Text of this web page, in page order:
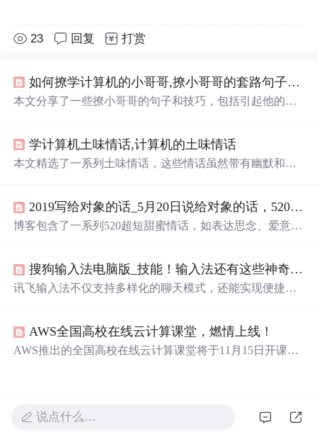
23 回复 打赏
如何撩学计算机的小哥哥,撩小哥哥的套路句子 这些金句绝对让你一撩一个准...
本文分享了一些撩小哥哥的句子和技巧，包括引起他的注
学计算机土味情话,计算机的土味情话
本文精选了一系列土味情话，这些情话虽然带有幽默和夸
我最大的缺点是什么吗？是缺点你”，每一句都充满了创
意。
2019写给对象的话_5月20日说给对象的话，520超短甜蜜情话2019最新
博客包含了一系列520超短甜蜜情话，如表达思念、爱意，
搜狗输入法电脑版_技能！输入法还有这些神奇的功能！撩妹神器、斗图神器、办公神器...
讯飞输入法不仅支持多样化的聊天模式，还能实现便捷的
AWS全国高校在线云计算课堂，燃情上线！
AWS推出的全国高校在线云计算课堂将于11月15日开课，
说点什么…